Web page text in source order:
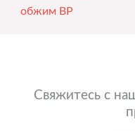
обжим ВР
Свяжитесь с